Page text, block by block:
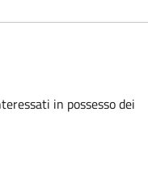
in possesso dei